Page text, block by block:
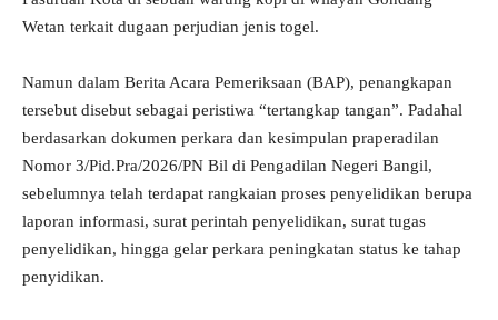
Wetan terkait dugaan perjudian jenis togel.
Namun dalam Berita Acara Pemeriksaan (BAP), penangkapan
tersebut disebut sebagai peristiwa “tertangkap tangan”. Padahal
berdasarkan dokumen perkara dan kesimpulan praperadilan
Nomor 3/Pid.Pra/2026/PN Bil di Pengadilan Negeri Bangil,
sebelumnya telah terdapat rangkaian proses penyelidikan berupa
laporan informasi, surat perintah penyelidikan, surat tugas
penyelidikan, hingga gelar perkara peningkatan status ke tahap
penyidikan.